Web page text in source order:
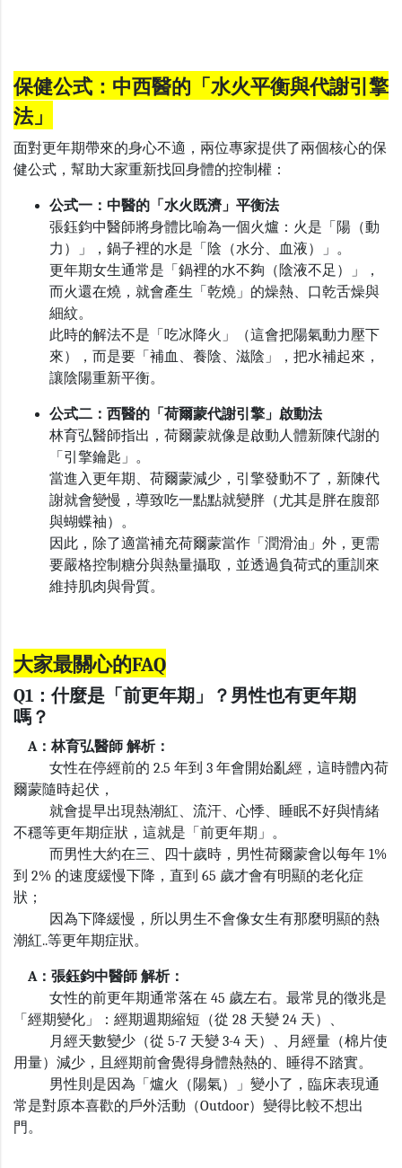
保健公式：中西醫的「水火平衡與代謝引擎
法」
面對更年期帶來的身心不適，兩位專家提供了兩個核心的保
健公式，幫助大家重新找回身體的控制權：
公式一：中醫的「水火既濟」平衡法
張鈺鈞中醫師將身體比喻為一個火爐：火是「陽（動
力）」，鍋子裡的水是「陰（水分、血液）」。
更年期女生通常是「鍋裡的水不夠（陰液不足）」，
而火還在燒，就會產生「乾燒」的燥熱、口乾舌燥與
細紋。
此時的解法不是「吃冰降火」（這會把陽氣動力壓下
來），而是要「補血、養陰、滋陰」，把水補起來，
讓陰陽重新平衡。
公式二：西醫的「荷爾蒙代謝引擎」啟動法
林育弘醫師指出，荷爾蒙就像是啟動人體新陳代謝的
「引擎鑰匙」。
當進入更年期、荷爾蒙減少，引擎發動不了，新陳代
謝就會變慢，導致吃一點點就變胖（尤其是胖在腹部
與蝴蝶袖）。
因此，除了適當補充荷爾蒙當作「潤滑油」外，更需
要嚴格控制糖分與熱量攝取，並透過負荷式的重訓來
維持肌肉與骨質。
大家最關心的FAQ
Q1：什麼是「前更年期」？男性也有更年期
嗎？
A：林育弘醫師 解析：
女性在停經前的 2.5 年到 3 年會開始亂經，這時體內荷
爾蒙隨時起伏，
就會提早出現熱潮紅、流汗、心悸、睡眠不好與情緒
不穩等更年期症狀，這就是「前更年期」。
而男性大約在三、四十歲時，男性荷爾蒙會以每年 1%
到 2% 的速度緩慢下降，直到 65 歲才會有明顯的老化症
狀；
因為下降緩慢，所以男生不會像女生有那麼明顯的熱
潮紅..等更年期症狀。
A：張鈺鈞中醫師 解析：
女性的前更年期通常落在 45 歲左右。最常見的徵兆是
「經期變化」：經期週期縮短（從 28 天變 24 天）、
月經天數變少（從 5-7 天變 3-4 天）、月經量（棉片使
用量）減少，且經期前會覺得身體熱熱的、睡得不踏實。
男性則是因為「爐火（陽氣）」變小了，臨床表現通
常是對原本喜歡的戶外活動（Outdoor）變得比較不想出
門。